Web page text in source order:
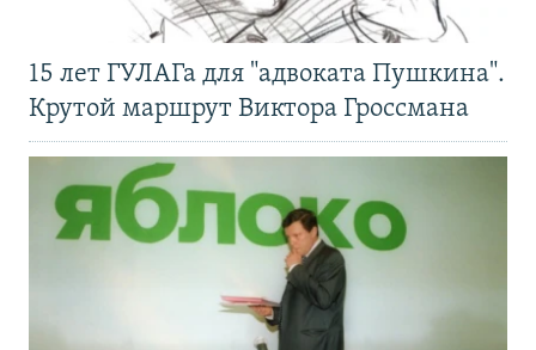
15 лет ГУЛАГа для "адвоката Пушкина".
Крутой маршрут Виктора Гроссмана